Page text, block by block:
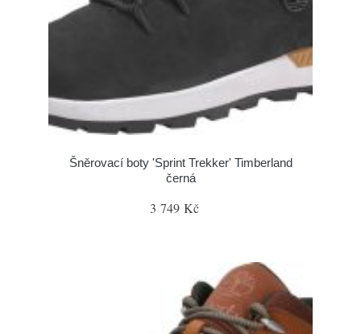
Šněrovací boty 'Sprint Trekker' Timberland
černá
3 749 Kč